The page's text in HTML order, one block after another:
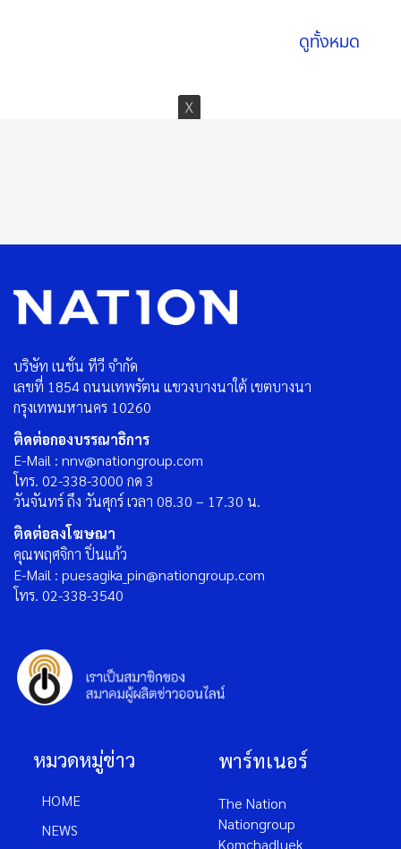
ดูทั้งหมด
บริษัท เนชั่น ทีวี จำกัด
เลขที่ 1854 ถนนเทพรัตน แขวงบางนาใต้ เขตบางนา
กรุงเทพมหานคร 10260
ติดต่อกองบรรณาธิการ
E-Mail : nnv@nationgroup.com
โทร. 02-338-3000 กด 3
วันจันทร์ ถึง วันศุกร์ เวลา 08.30 – 17.30 น.
ติดต่อลงโฆษณา
คุณพฤศจิกา ปิ่นแก้ว
E-Mail : puesagika_pin@nationgroup.com
โทร. 02-338-3540
หมวดหมู่ข่าว
HOME
NEWS
พาร์ทเนอร์
The Nation
Nationgroup
Komchadluek